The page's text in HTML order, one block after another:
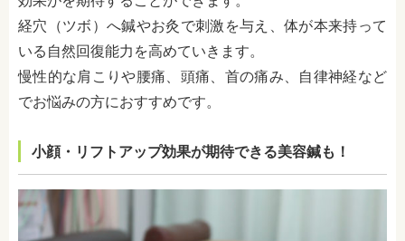
経穴（ツボ）へ鍼やお灸で刺激を与え、体が本来持って
いる自然回復能力を高めていきます。
慢性的な肩こりや腰痛、頭痛、首の痛み、自律神経など
でお悩みの方におすすめです。
小顔・リフトアップ効果が期待できる美容鍼も！